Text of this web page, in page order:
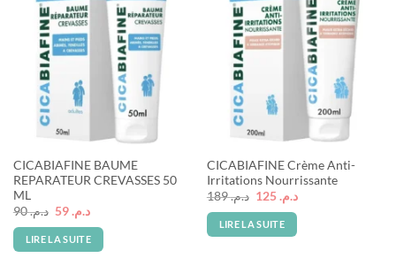
Rupture de stock
CICABIAFINE BAUME
REPARATEUR CREVASSES 50
ML
د.م.90
Le
prix
initial
était :
د.م. 90.
د.م.59
Le
actuel
est :
LIRE LA SUITE
Rupture de stock
CICABIAFINE Crème Anti-
Irritations Nourrissante
د.م.189
Le
initial
était :
د.م.125
Le
actuel
est :
LIRE LA SUITE